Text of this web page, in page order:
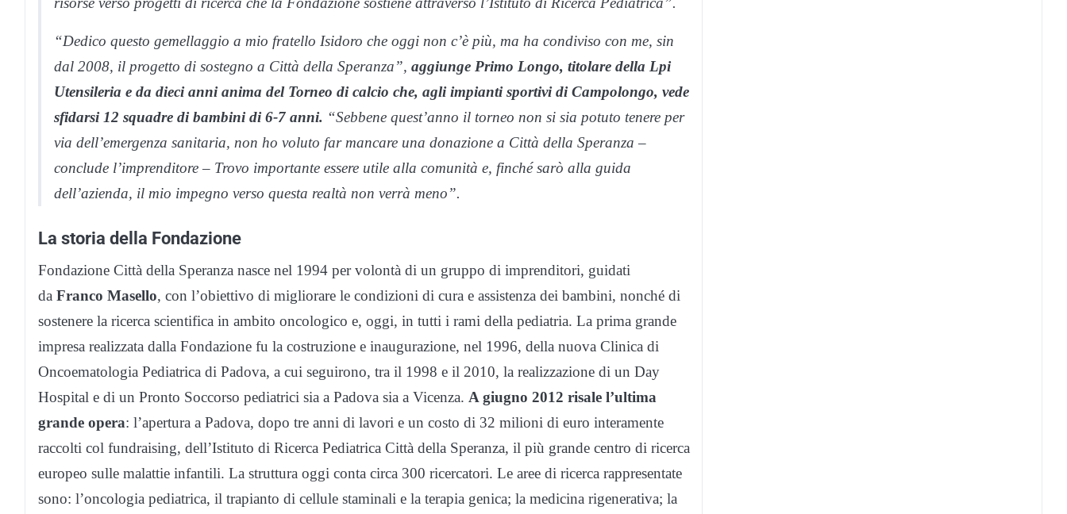
“Dedico questo gemellaggio a mio fratello Isidoro che oggi non c’è più, ma ha condiviso con me, sin
dal 2008, il progetto di sostegno a Città della Speranza”, aggiunge Primo Longo, titolare della Lpi
Utensileria e da dieci anni anima del Torneo di calcio che, agli impianti sportivi di Campolongo, vede
sfidarsi 12 squadre di bambini di 6-7 anni. “Sebbene quest’anno il torneo non si sia potuto tenere per
via dell’emergenza sanitaria, non ho voluto far mancare una donazione a Città della Speranza –
conclude l’imprenditore – Trovo importante essere utile alla comunità e, finché sarò alla guida
dell’azienda, il mio impegno verso questa realtà non verrà meno”.
La storia della Fondazione
Fondazione Città della Speranza nasce nel 1994 per volontà di un gruppo di imprenditori, guidati
da Franco Masello, con l’obiettivo di migliorare le condizioni di cura e assistenza dei bambini, nonché di
sostenere la ricerca scientifica in ambito oncologico e, oggi, in tutti i rami della pediatria. La prima grande
impresa realizzata dalla Fondazione fu la costruzione e inaugurazione, nel 1996, della nuova Clinica di
Oncoematologia Pediatrica di Padova, a cui seguirono, tra il 1998 e il 2010, la realizzazione di un Day
Hospital e di un Pronto Soccorso pediatrici sia a Padova sia a Vicenza. A giugno 2012 risale l’ultima
grande opera: l’apertura a Padova, dopo tre anni di lavori e un costo di 32 milioni di euro interamente
raccolti col fundraising, dell’Istituto di Ricerca Pediatrica Città della Speranza, il più grande centro di ricerca
europeo sulle malattie infantili. La struttura oggi conta circa 300 ricercatori. Le aree di ricerca rappresentate
sono: l’oncologia pediatrica, il trapianto di cellule staminali e la terapia genica; la medicina rigenerativa; la